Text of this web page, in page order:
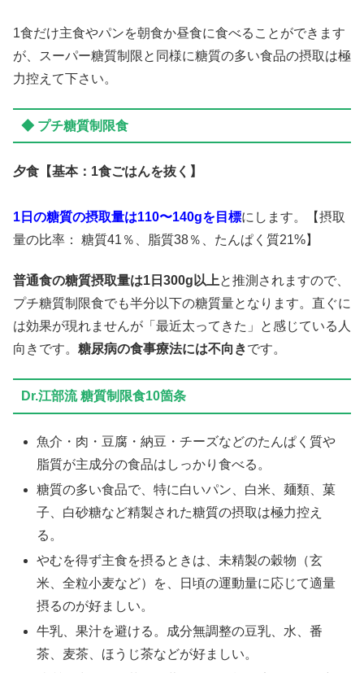
1食だけ主食やパンを朝食か昼食に食べることができます
が、スーパー糖質制限と同様に糖質の多い食品の摂取は極
力控えて下さい。
◆ プチ糖質制限食
夕食【基本：1食ごはんを抜く】
1日の糖質の摂取量は110〜140gを目標にします。【摂取
量の比率： 糖質41％、脂質38％、たんぱく質21%】
普通食の糖質摂取量は1日300g以上と推測されますので、
プチ糖質制限食でも半分以下の糖質量となります。直ぐに
は効果が現れませんが「最近太ってきた」と感じている人
向きです。 糖尿病の食事療法には不向きです。
Dr.江部流 糖質制限食10箇条
魚介・肉・豆腐・納豆・チーズなどのたんぱく質や
脂質が主成分の食品はしっかり食べる。
糖質の多い食品で、特に白いパン、白米、麺類、菓
子、白砂糖など精製された糖質の摂取は極力控え
る。
やむを得ず主食を摂るときは、未精製の穀物（玄
米、全粒小麦など）を、日頃の運動量に応じて適量
摂るのが好ましい。
牛乳、果汁を避ける。成分無調整の豆乳、水、番
茶、麦茶、ほうじ茶などが好ましい。